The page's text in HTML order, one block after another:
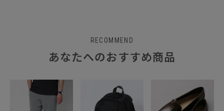
RECOMMEND
あなたへのおすすめ商品